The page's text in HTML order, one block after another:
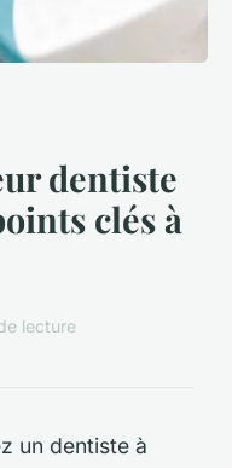
dentiste
clés à
lecture
un dentiste à